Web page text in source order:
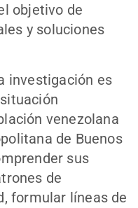
objetivo de
y soluciones
investigación es
venezolana
de Buenos
sus
de
formular líneas de